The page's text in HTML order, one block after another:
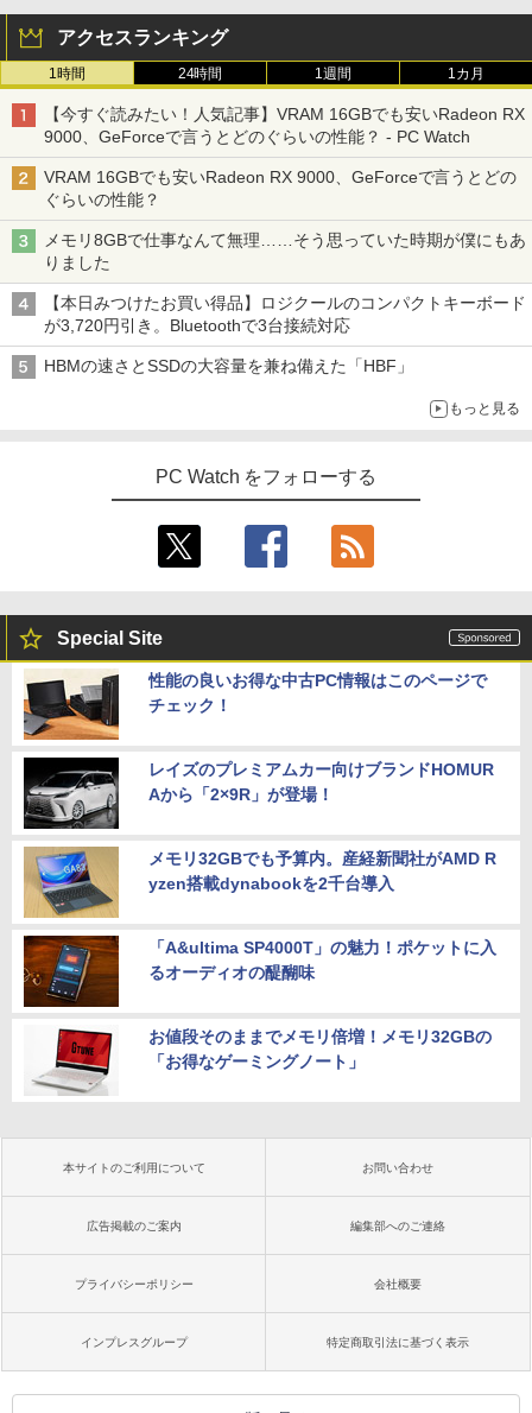
アクセスランキング
1時間 24時間 1週間 1カ月
【今すぐ読みたい！人気記事】VRAM 16GBでも安いRadeon RX
9000、GeForceで言うとどのぐらいの性能？ - PC Watch
VRAM 16GBでも安いRadeon RX 9000、GeForceで言うとどの
ぐらいの性能？
メモリ8GBで仕事なんて無理……そう思っていた時期が僕にもあ
りました
【本日みつけたお買い得品】ロジクールのコンパクトキーボード
が3,720円引き。Bluetoothで3台接続対応
HBMの速さとSSDの大容量を兼ね備えた「HBF」
もっと見る
PC Watch をフォローする
Special Site
性能の良いお得な中古PC情報はこのページで
チェック！
レイズのプレミアムカー向けブランドHOMUR
Aから「2×9R」が登場！
メモリ32GBでも予算内。産経新聞社がAMD R
yzen搭載dynabookを2千台導入
「A&ultima SP4000T」の魅力！ポケットに入
るオーディオの醍醐味
お値段そのままでメモリ倍増！メモリ32GBの
「お得なゲーミングノート」
本サイトのご利用について お問い合わせ
広告掲載のご案内 編集部へのご連絡
プライバシーポリシー 会社概要
インプレスグループ 特定商取引法に基づく表示